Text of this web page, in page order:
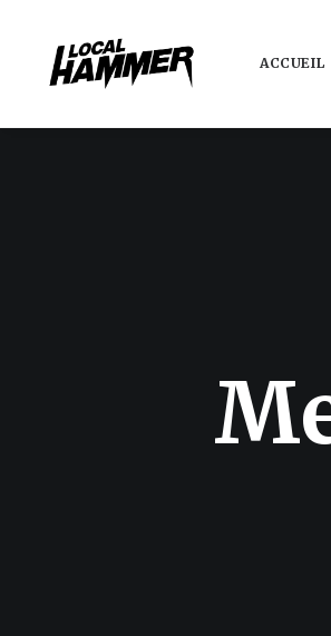
ACCUEIL
M